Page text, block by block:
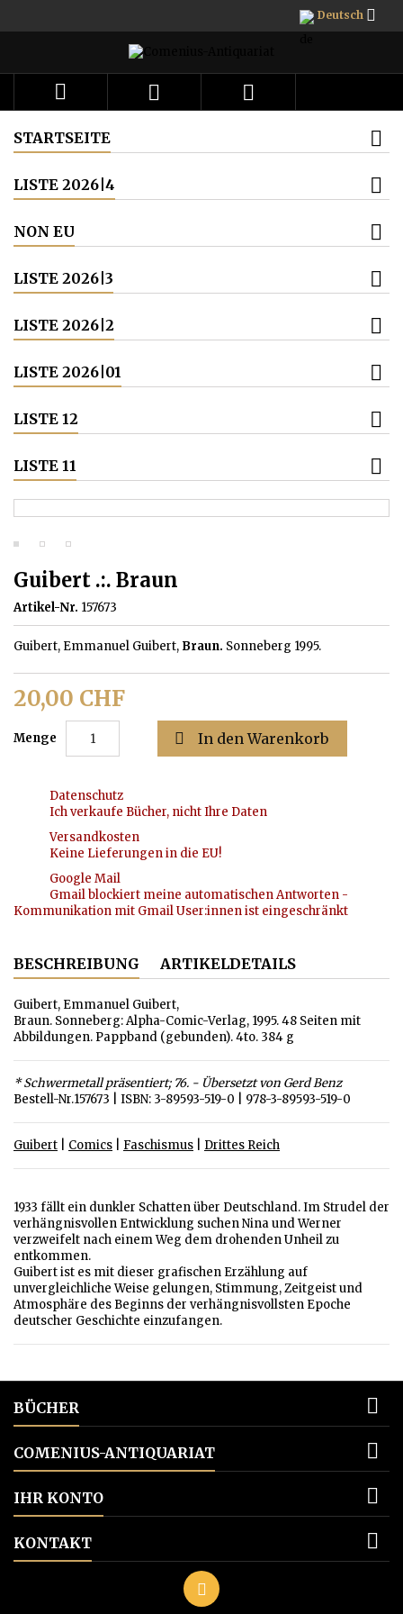
Deutsch 
  
STARTSEITE
LISTE 2026|4
NON EU
LISTE 2026|3
LISTE 2026|2
LISTE 2026|01
LISTE 12
LISTE 11
Guibert .:. Braun
Artikel-Nr. 157673
Guibert, Emmanuel Guibert, Braun. Sonneberg 1995.
20,00 CHF
Menge  In den Warenkorb
Datenschutz
Ich verkaufe Bücher, nicht Ihre Daten
Versandkosten
Keine Lieferungen in die EU!
Google Mail
Gmail blockiert meine automatischen Antworten -
Kommunikation mit Gmail User:innen ist eingeschränkt
BESCHREIBUNG ARTIKELDETAILS
Guibert, Emmanuel Guibert,
Braun. Sonneberg: Alpha-Comic-Verlag, 1995. 48 Seiten mit
Abbildungen. Pappband (gebunden). 4to. 384 g
* Schwermetall präsentiert; 76. - Übersetzt von Gerd Benz
Bestell-Nr.157673 | ISBN: 3-89593-519-0 | 978-3-89593-519-0
Guibert Comics Faschismus Drittes Reich
1933 fällt ein dunkler Schatten über Deutschland. Im Strudel der
verhängnisvollen Entwicklung suchen Nina und Werner
verzweifelt nach einem Weg dem drohenden Unheil zu
entkommen.
Guibert ist es mit dieser grafischen Erzählung auf
unvergleichliche Weise gelungen, Stimmung, Zeitgeist und
Atmosphäre des Beginns der verhängnisvollsten Epoche
deutscher Geschichte einzufangen.
BÜCHER 
COMENIUS-ANTIQUARIAT 
IHR KONTO 
KONTAKT 